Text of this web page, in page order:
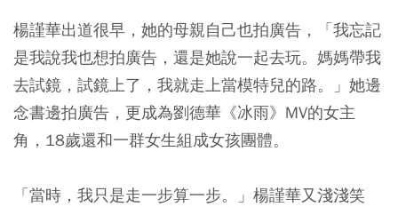
楊謹華出道很早，她的母親自己也拍廣告，「我忘記
是我說我也想拍廣告，還是她說一起去玩。媽媽帶我
去試鏡，試鏡上了，我就走上當模特兒的路。」她邊
念書邊拍廣告，更成為劉德華《冰雨》MV的女主
角，18歲還和一群女生組成女孩團體。
「當時，我只是走一步算一步。」楊謹華又淺淺笑